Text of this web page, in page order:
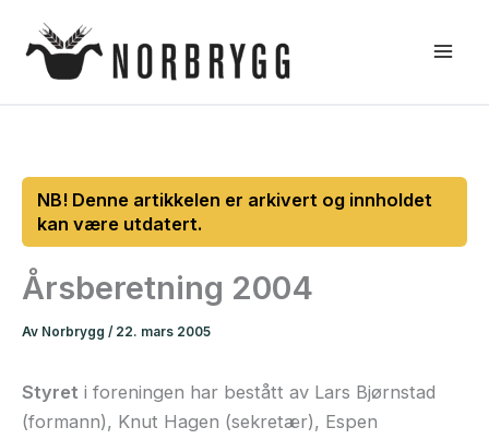
rett
Årsberetning 2004
Av Norbrygg / 22. mars 2005
Styret i foreningen har bestått av Lars Bjørnstad
(formann), Knut Hagen (sekretær), Espen